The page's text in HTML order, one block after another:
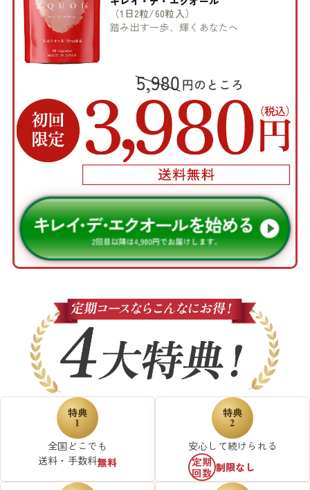
（1日2粒/60粒入）
踏み出す一歩、輝くあなたへ
特典
1
全国どこでも
送料・手数料無料
特典
2
安心して続けられる
定期
回数 制限なし